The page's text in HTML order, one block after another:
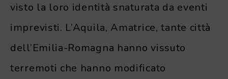
visto la loro identità snaturata da eventi
imprevisti. L’Aquila, Amatrice, tante città
dell’Emilia-Romagna hanno vissuto
terremoti che hanno modificato